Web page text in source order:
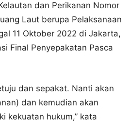
dan Perikanan Nomor
Laut berupa Pelaksanaan
11 Oktober 2022 di Jakarta,
Final Penyepakatan Pasca
dan sepakat. Nanti akan
dan kemudian akan
kekuatan hukum,” kata